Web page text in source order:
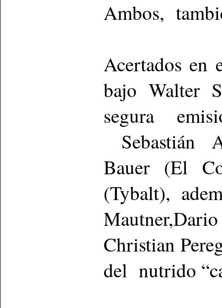
Ambos,
Acertados en
bajo Walter
segura
Sebastián
Bauer (El
(Tybalt),
Christian
del nutrido